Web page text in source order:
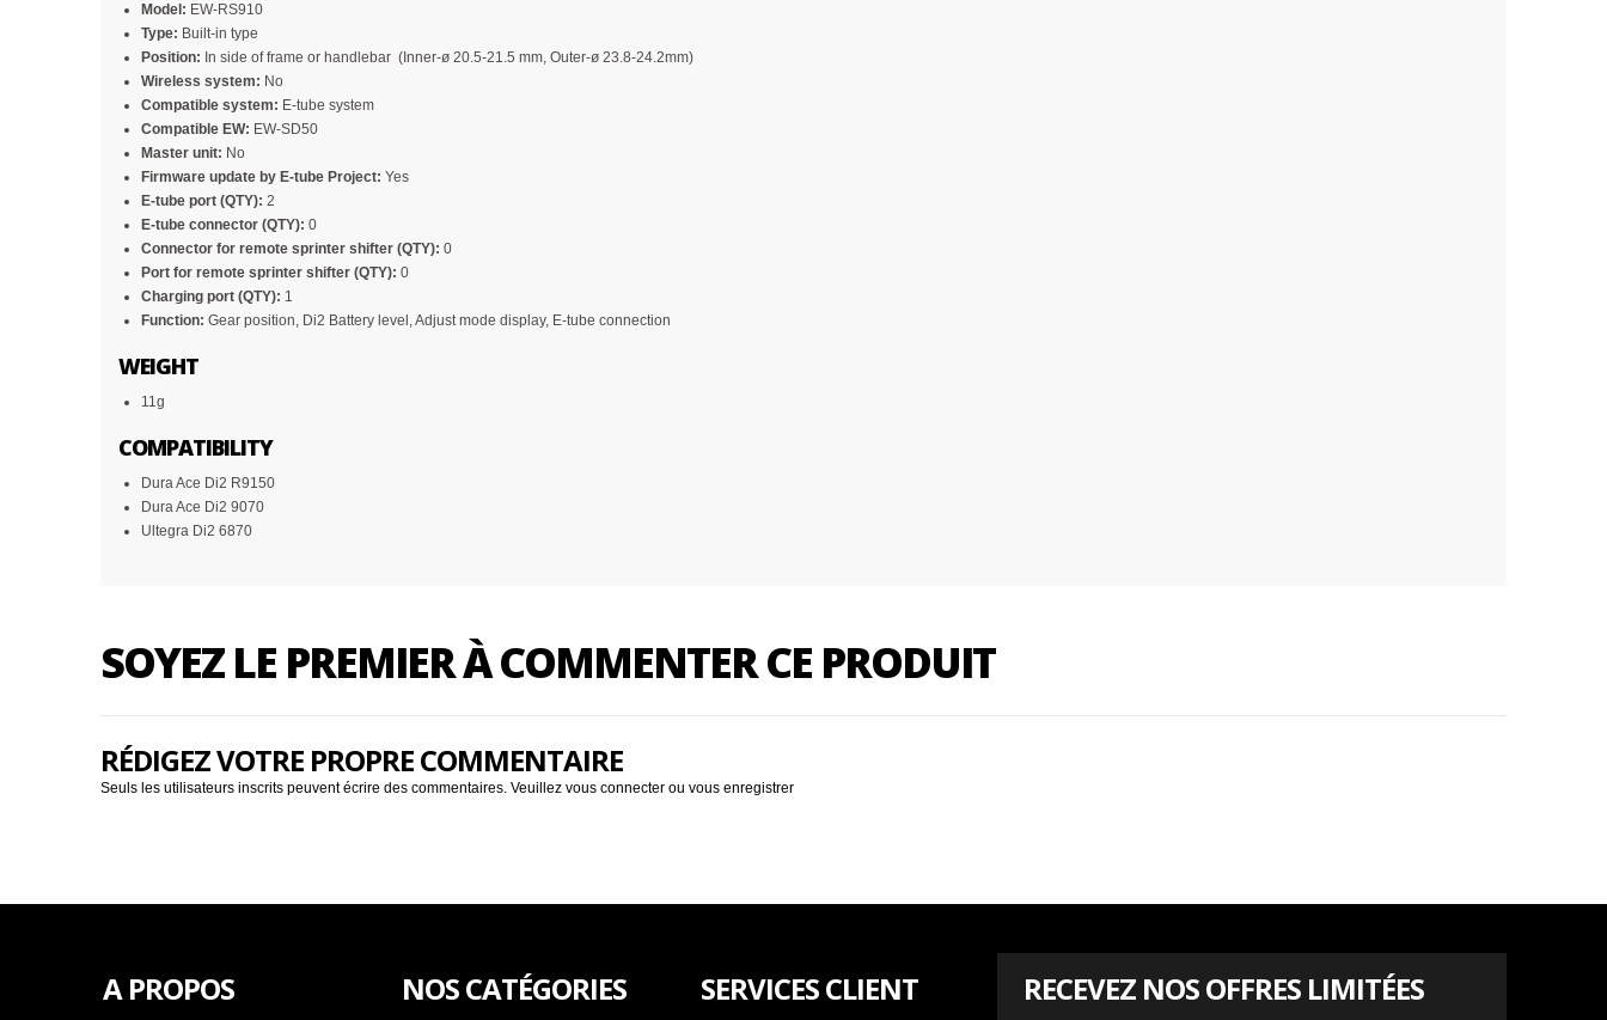
Model: EW-RS910
Type: Built-in type
Position: In side of frame or handlebar (Inner-ø 20.5-21.5 mm, Outer-ø 23.8-24.2mm)
Wireless system: No
Compatible system: E-tube system
Compatible EW: EW-SD50
Master unit: No
Firmware update by E-tube Project: Yes
E-tube port (QTY): 2
E-tube connector (QTY): 0
Connector for remote sprinter shifter (QTY): 0
Port for remote sprinter shifter (QTY): 0
Charging port (QTY): 1
Function: Gear position, Di2 Battery level, Adjust mode display, E-tube connection
WEIGHT
11g
COMPATIBILITY
Dura Ace Di2 R9150
Dura Ace Di2 9070
Ultegra Di2 6870
SOYEZ LE PREMIER À COMMENTER CE PRODUIT
RÉDIGEZ VOTRE PROPRE COMMENTAIRE
Seuls les utilisateurs inscrits peuvent écrire des commentaires. Veuillez vous connecter ou vous enregistrer
RECEVEZ NOS OFFRES LIMITÉES
A PROPOS NOS CATÉGORIES SERVICES CLIENT